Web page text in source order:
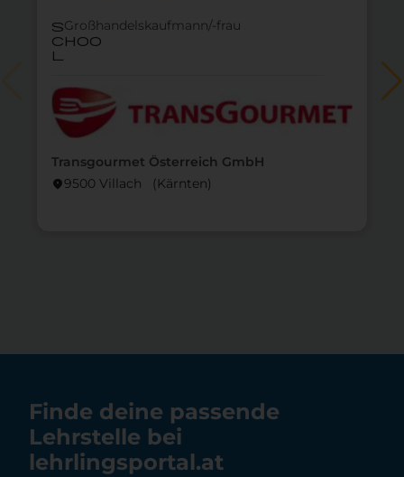
Transgourmet Österreich GmbH
location_on9500 Villach (Kärnten)
s
choo
l
Großhandelskaufmann/-frau
Finde deine passende
Lehrstelle bei
lehrlingsportal.at